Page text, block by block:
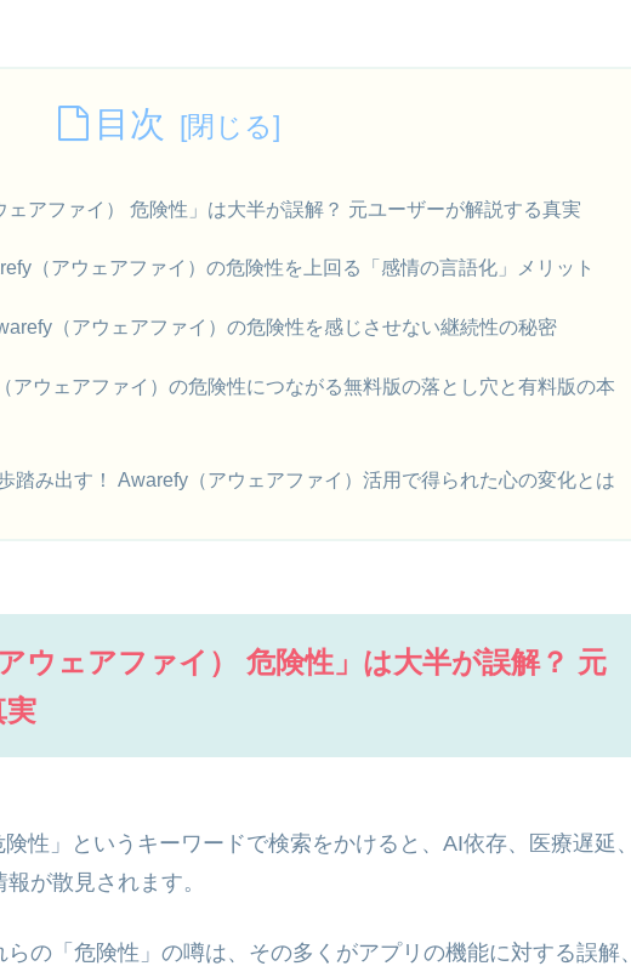
目次
ェアファイ） 危険性」は大半が誤解？ 元ユーザーが解説する真実
（アウェアファイ）の危険性を上回る「感情の言語化」メリット
（アウェアファイ）の危険性を感じさせない継続性の秘密
アウェアファイ）の危険性につながる無料版の落とし穴と有料版の本
踏み出す！ Awarefy（アウェアファイ）活用で得られた心の変化とは
ウェアファイ） 危険性」は大半が誤解？ 元
実
性」というキーワードで検索をかけると、AI依存、医療遅延、
が散見されます。
の「危険性」の噂は、その多くがアプリの機能に対する誤解、